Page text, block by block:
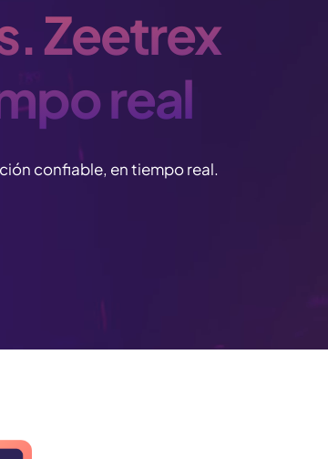
Zeetrex
real
confiable, en tiempo real.